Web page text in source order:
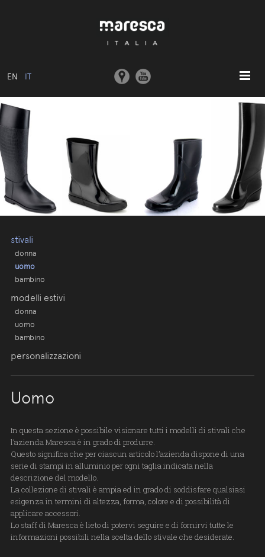
EN IT
STAMPI E MACCHINARI
COMUNICAZIONE
stivali
donna
uomo
bambino
modelli estivi
donna
uomo
bambino
personalizzazioni
Uomo
In questa sezione è possibile visionare tutti i modelli di stivali che
l’azienda Maresca è in grado di produrre.
Questo significa che per ciascun articolo l’azienda dispone di una
serie di stampi in alluminio per ogni taglia indicata nella
descrizione del modello.
La collezione di stivali è ampia ed in grado di soddisfare qualsiasi
esigenza in termini di altezza, forma, colore e di possibilità di
applicare accessori.
Lo staff di Maresca è lieto di potervi seguire e di fornirvi tutte le
informazioni possibili nella scelta dello stivale che desiderate.